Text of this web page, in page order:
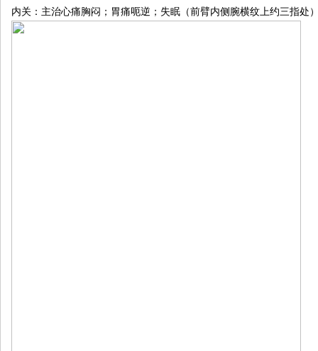
内关：主治心痛胸闷；胃痛呃逆；失眠（前臂内侧腕横纹上约三指处